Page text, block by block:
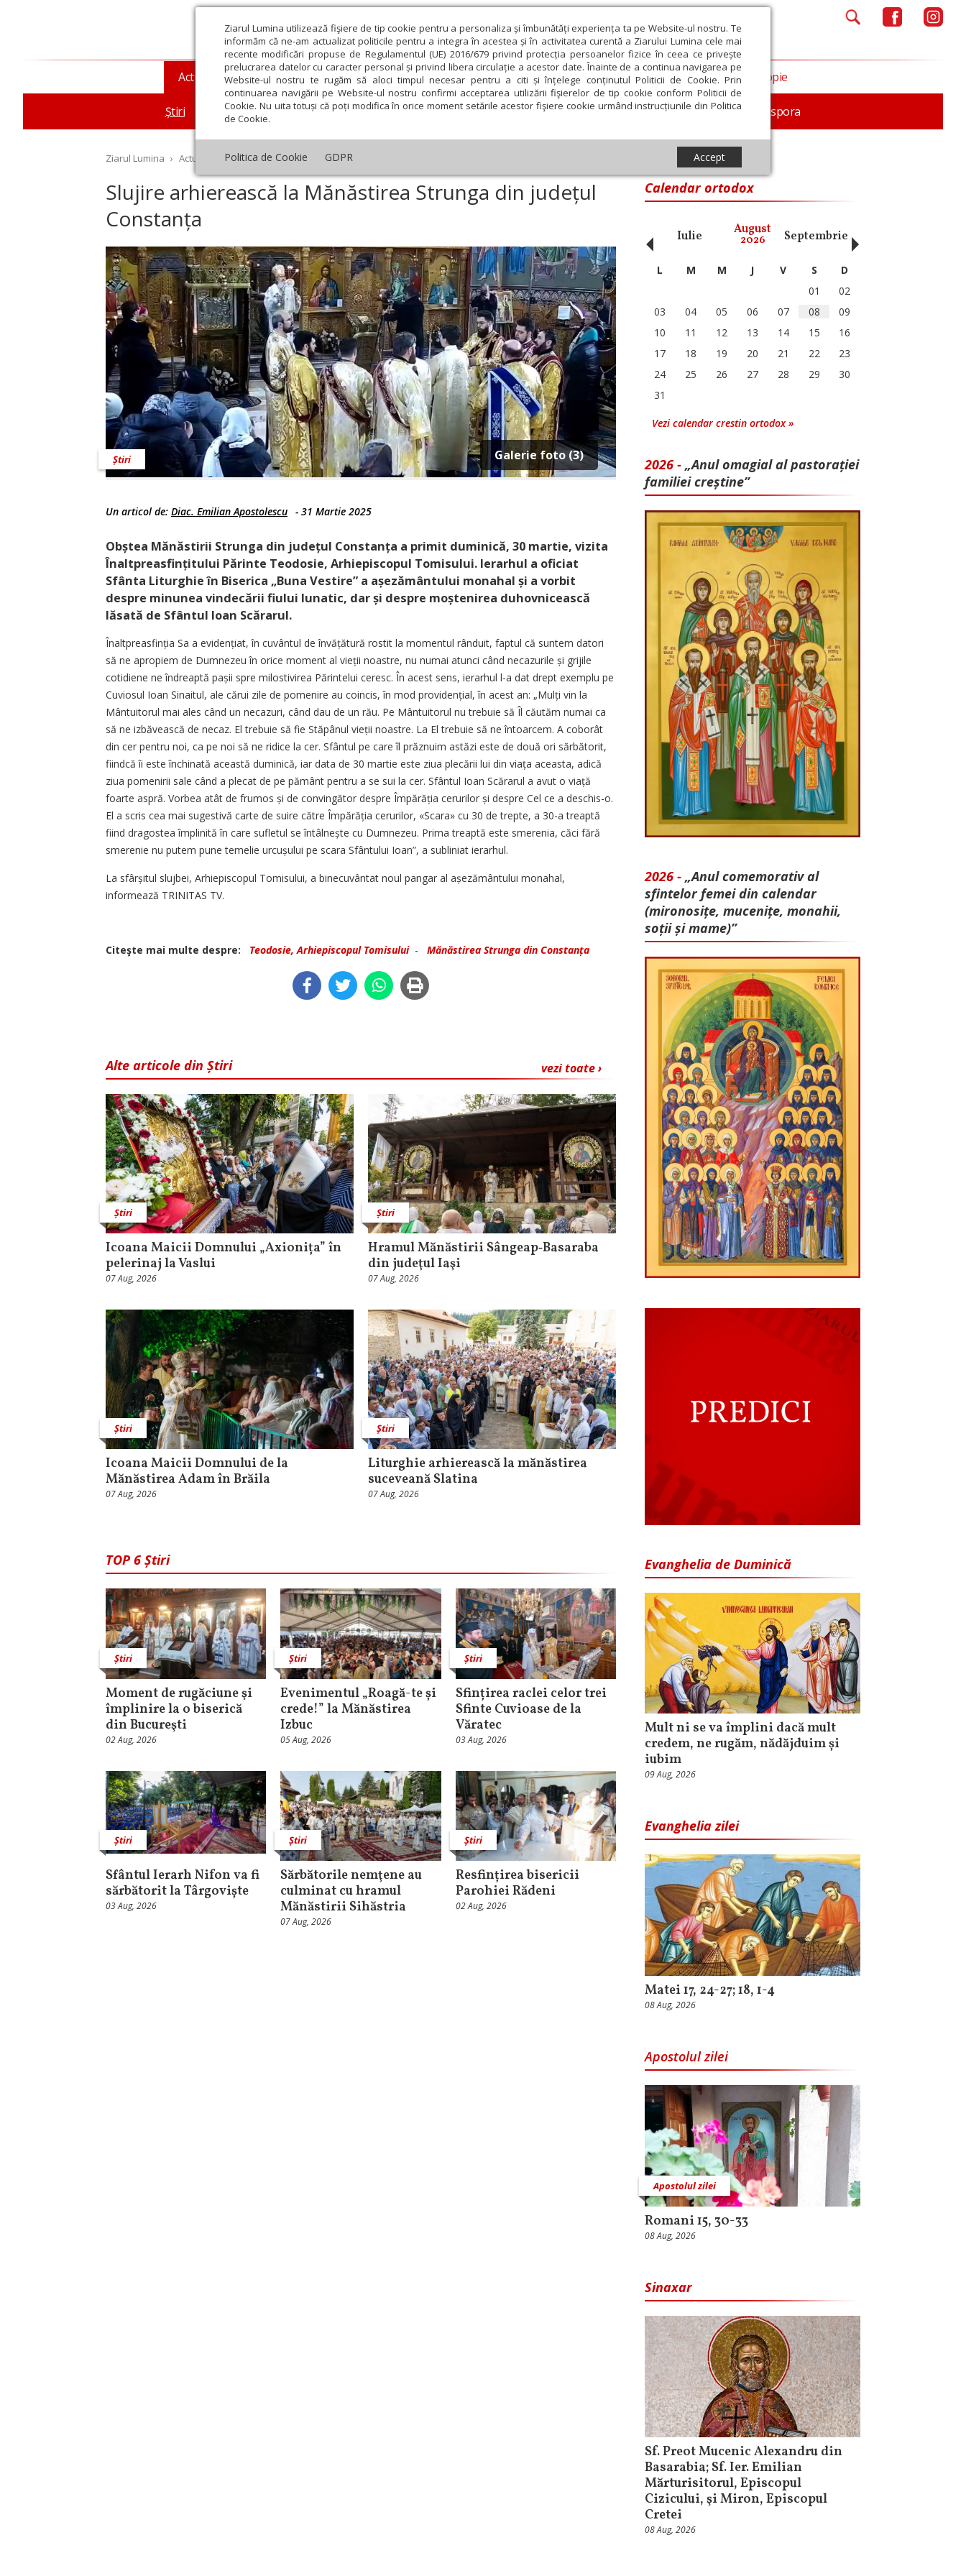
Ziarul Lumina utilizează fişiere de tip cookie pentru a personaliza și îmbunătăți experiența ta pe Website-ul nostru. Te
informăm că ne-am actualizat politicile pentru a integra în acestea și în activitatea curentă a Ziarului Lumina cele mai
recente modificări propuse de Regulamentul (UE) 2016/679 privind protecția persoanelor fizice în ceea ce privește
prelucrarea datelor cu caracter personal și privind libera circulație a acestor date. Înainte de a continua navigarea pe
Website-ul nostru te rugăm să aloci timpul necesar pentru a citi și înțelege conținutul Politicii de Cookie. Prin
continuarea navigării pe Website-ul nostru confirmi acceptarea utilizării fişierelor de tip cookie conform Politicii de
Cookie. Nu uita totuși că poți modifica în orice moment setările acestor fişiere cookie urmând instrucțiunile din Politica
de Cookie.
Politica de Cookie GDPR Accept
Actualitate religioasă
Știri Mesaje și cuvântări An omagial Comunicate de presă Documentar In memoriam Diaspora
Teologie și spiritualitate Educaţie și Cultură Societate Opinii Filantropie
Ziarul Lumina › Actualitate religioasă › Știri › Slujire arhierească la Mănăstirea Strunga din județul Constanța
Slujire arhierească la Mănăstirea Strunga din județul
Constanța
Galerie foto (3)
Știri
Un articol de: Diac. Emilian Apostolescu - 31 Martie 2025
Obștea Mănăstirii Strunga din județul Constanța a primit duminică, 30 martie, vizita
Înaltpreasfințitului Părinte Teodosie, Arhiepiscopul Tomisului. Ierarhul a oficiat
Sfânta Liturghie în Biserica „Buna Vestire” a așezământului monahal și a vorbit
despre minunea vindecării fiului lunatic, dar și despre moștenirea duhovnicească
lăsată de Sfântul Ioan Scărarul.
Înaltpreasfinția Sa a evidențiat, în cuvântul de învăță­tură rostit la momentul rânduit, faptul că suntem datori
să ne apropiem de Dumnezeu în orice moment al vieții noastre, nu numai atunci când necazurile și grijile
cotidiene ne îndreaptă pașii spre milostivirea Părintelui ceresc. În acest sens, ierarhul l-a dat drept exemplu pe
Cuviosul Ioan Sinaitul, ale cărui zile de pomenire au coincis, în mod providențial, în acest an: „Mulți vin la
Mântuitorul mai ales când un necazuri, când dau de un rău. Pe Mântuitorul nu trebuie să Îl căutăm numai ca
să ne izbăvească de necaz. El trebuie să fie Stăpânul vieții noastre. La El trebuie să ne întoarcem. A coborât
din cer pentru noi, ca pe noi să ne ridice la cer. Sfântul pe care îl prăznuim astăzi este de două ori sărbătorit,
fiindcă îi este închinată această duminică, iar data de 30 martie este ziua plecării lui din viața aceasta, adică
ziua pomenirii sale când a plecat de pe pământ pentru a se sui la cer. Sfântul Ioan Scărarul a avut o viață
foarte aspră. Vorbea atât de frumos și de convingător despre Împără­ția cerurilor și despre Cel ce a deschis-o.
El a scris cea mai sugestivă carte de suire către Împărăția cerurilor, «Scara» cu 30 de trepte, a 30-a treaptă
fiind dragostea împlinită în care sufletul se întâlnește cu Dumnezeu. Prima treaptă este smerenia, căci fără
smerenie nu putem pune temelie urcușului pe scara Sfântului Ioan”, a subliniat ierarhul.
La sfârșitul slujbei, Arhiepiscopul Tomisului, a binecuvântat noul pangar al așezământului monahal,
informează TRINITAS TV.
Citeşte mai multe despre: Teodosie, Arhiepiscopul Tomisului- Mănăstirea Strunga din Constanța
vezi toate ›
Alte articole din Știri
Știri
Icoana Maicii Domnului „Axionița” în
pelerinaj la Vaslui
07 Aug, 2026
Știri
Hramul Mănăstirii Sângeap‑Basaraba
din judeţul Iaşi
07 Aug, 2026
Știri
Icoana Maicii Domnului de la
Mănăstirea Adam în Brăila
07 Aug, 2026
Știri
Liturghie arhierească la mănăstirea
suceveană Slatina
07 Aug, 2026
TOP 6 Știri
Știri
Moment de rugăciune şi
împlinire la o biserică
din Bucureşti
02 Aug, 2026
Știri
Evenimentul „Roagă-te și
crede!” la Mănăstirea
Izbuc
05 Aug, 2026
Știri
Sfințirea raclei celor trei
Sfinte Cuvioase de la
Văratec
03 Aug, 2026
Știri
Sfântul Ierarh Nifon va fi
sărbătorit la Târgoviște
03 Aug, 2026
Știri
Sărbătorile nemţene au
culminat cu hramul
Mănăstirii Sihăstria
07 Aug, 2026
Știri
Resfințirea bisericii
Parohiei Rădeni
02 Aug, 2026
Calendar ortodox
Noiembrie Iulie August
2026 Septembrie Octombrie
‹ L M M J V S
D
01
02
03
04 05 06 07 08
09
10
11 12 13 14 15
16
17
18 19 20 21 22
23
24
25 26 27 28 29
30
31
Vezi calendar crestin ortodox »
2026 - „Anul omagial al pastorației
familiei creștine”
2026 - „Anul comemorativ al
sfintelor femei din calendar
(mironosițe, mu­cenițe, monahii,
soții și mame)”
Evanghelia de Duminică
Mult ni se va împlini dacă mult
credem, ne rugăm, nădăjduim și
iubim
09 Aug, 2026
Evanghelia zilei
Matei 17, 24-27; 18, 1-4
08 Aug, 2026
Apostolul zilei
Apostolul zilei
Romani 15, 30-33
08 Aug, 2026
Sinaxar
Sf. Preot Mucenic Alexandru din
Basarabia; Sf. Ier. Emilian
Mărturisitorul, Episcopul
Cizicului, şi Miron, Episcopul
Cretei
08 Aug, 2026